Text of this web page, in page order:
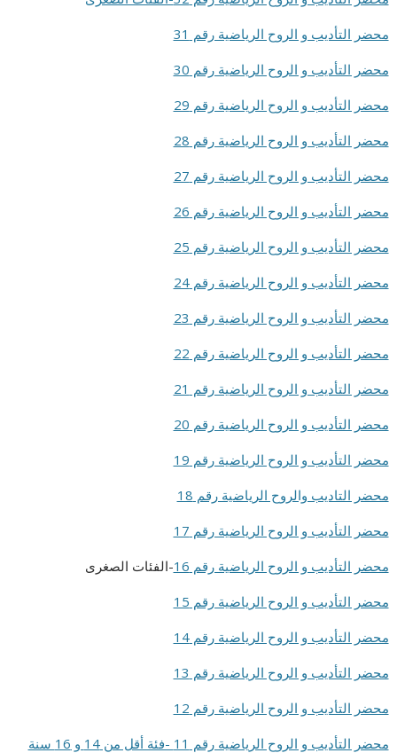
محضر التأديب و الروح الرياضية رقم 31
محضر التأديب و الروح الرياضية رقم 30
محضر التأديب و الروح الرياضية رقم 29
محضر التأديب و الروح الرياضية رقم 28
محضر التأديب و الروح الرياضية رقم 27
محضر التأديب و الروح الرياضية رقم 26
محضر التأديب و الروح الرياضية رقم 25
محضر التأديب و الروح الرياضية رقم 24
محضر التأديب و الروح الرياضية رقم 23
محضر التأديب و الروح الرياضية رقم 22
محضر التأديب و الروح الرياضية رقم 21
محضر التأديب و الروح الرياضية رقم 20
محضر التأديب و الروح الرياضية رقم 19
محضر التاديب والروح الرياضية رقم 18
محضر التأديب و الروح الرياضية رقم 17
محضر التأديب و الروح الرياضية رقم 16
-الفئات الصغرى
محضر التأديب و الروح الرياضية رقم 15
محضر التأديب و الروح الرياضية رقم 14
محضر التأديب و الروح الرياضية رقم 13
محضر التأديب و الروح الرياضية رقم 12
محضر التأديب و الروح الرياضية رقم 11 -فئة أقل من 14 و 16 سنة